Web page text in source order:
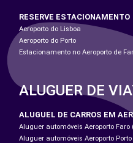
RESERVE ESTACIONAMENTO
Aeroporto do Lisboa
Aeroporto do Porto
Estacionamento no Aeroporto de
ALUGUER DE
ALUGUEL DE CARROS EM
Aluguer automóveis Aeroporto Faro
Aluguer automóveis Aeroporto Porto